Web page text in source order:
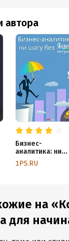
автора
Бизнес-
аналитика: ни
шагу без
Яндекс.Метрики!
1PS.RU
на
для